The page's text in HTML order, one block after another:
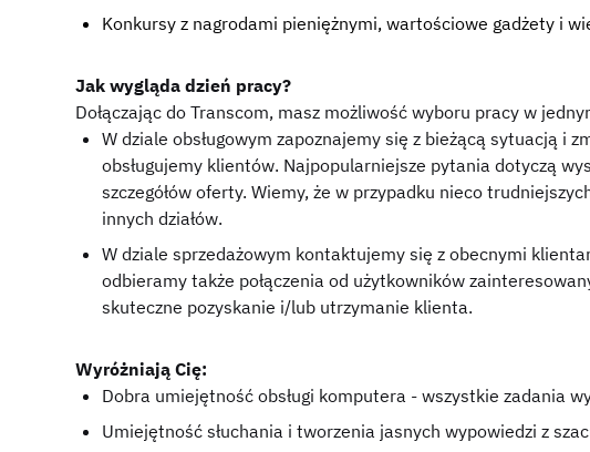
Konkursy z nagrodami pieniężnymi, wartościowe gadżety i
Jak wygląda dzień pracy?
Dołączając do Transcom, masz możliwość wyboru pracy w
W dziale obsługowym zapoznajemy się z bieżącą sytuacją i
obsługujemy klientów. Najpopularniejsze pytania dotyczą
szczegółów oferty. Wiemy, że w przypadku nieco
innych działów.
W dziale sprzedażowym kontaktujemy się z obecnymi
odbieramy także połączenia od użytkowników
skuteczne pozyskanie i/lub utrzymanie klienta.
Wyróżniają Cię:
Dobra umiejętność obsługi komputera - wszystkie zadania
Umiejętność słuchania i tworzenia jasnych wypowiedzi z